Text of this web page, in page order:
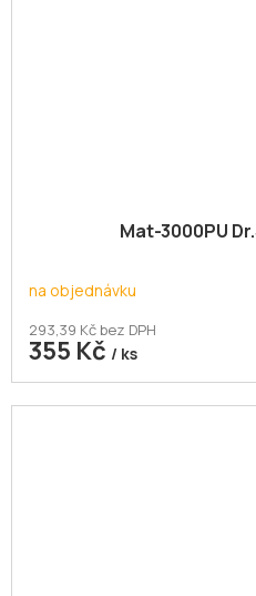
Mat-3000PU
na objednávku
293,39 Kč bez DPH
355 Kč / ks